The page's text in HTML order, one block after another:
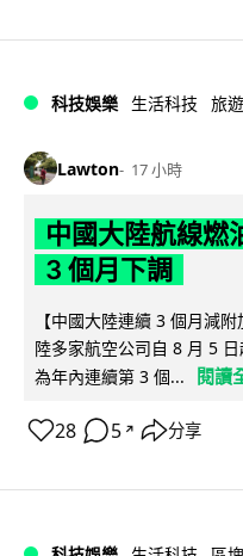
科技娛樂 生活科技 旅遊
Lawton 17 小時
中國大陸航線燃
3 個月下調
【中國大陸連續 3 個月減
陸多家航空公司自 8 月 5
為年內連續第 3 個...
閱讀
28 5 ↗ 分享